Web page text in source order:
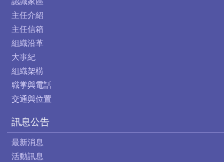
主任介紹
主任信箱
組織沿革
大事紀
組織架構
職掌與電話
交通與位置
訊息公告
最新消息
活動訊息